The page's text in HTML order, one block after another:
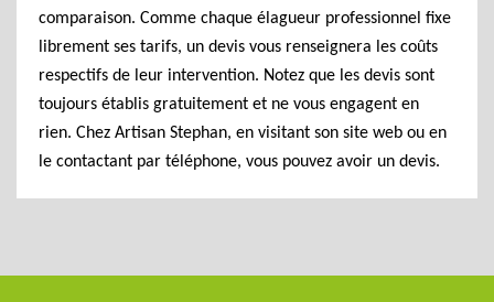
comparaison. Comme chaque élagueur professionnel fixe
librement ses tarifs, un devis vous renseignera les coûts
respectifs de leur intervention. Notez que les devis sont
toujours établis gratuitement et ne vous engagent en
rien. Chez Artisan Stephan, en visitant son site web ou en
le contactant par téléphone, vous pouvez avoir un devis.